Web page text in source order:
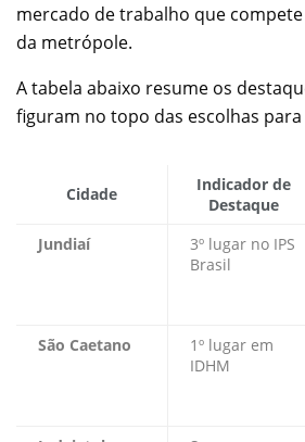
mercado de trabalho que
da metrópole.
A tabela abaixo resume os
figuram no topo das escolhas
Cidade
Indicador de
Destaque
Jundiaí
3º lugar no IPS
Brasil
São Caetano
1º lugar em
IDHM